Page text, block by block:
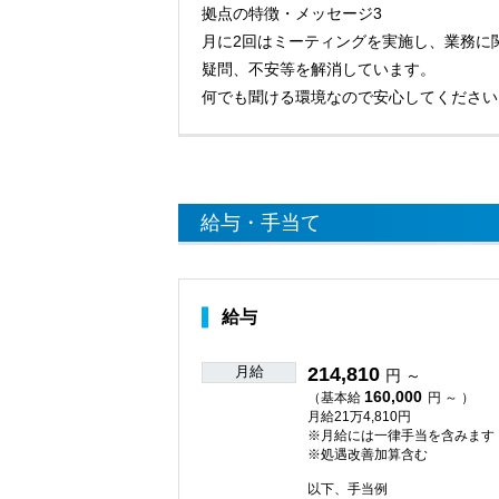
拠点の特徴・メッセージ3
月に2回はミーティングを実施し、業務に
疑問、不安等を解消しています。
何でも聞ける環境なので安心してください
給与・手当て
給与
月給 214,810 円 ～
（基本給 160,000 円 ～ ）
月給21万4,810円
※月給には一律手当を含みます
※処遇改善加算含む
以下、手当例